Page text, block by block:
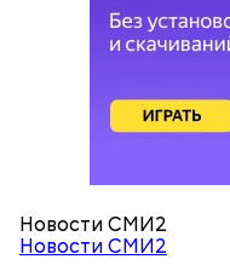
Новости СМИ2
Новости СМИ2